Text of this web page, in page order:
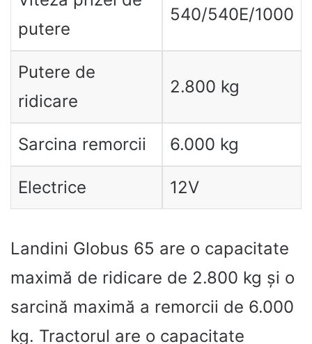
putere
540/540E/1000
Putere de
ridicare
2.800 kg
Sarcina remorcii 6.000 kg
Electrice 12V
Landini Globus 65 are o capacitate
maximă de ridicare de 2.800 kg și o
sarcină maximă a remorcii de 6.000
kg. Tractorul are o capacitate